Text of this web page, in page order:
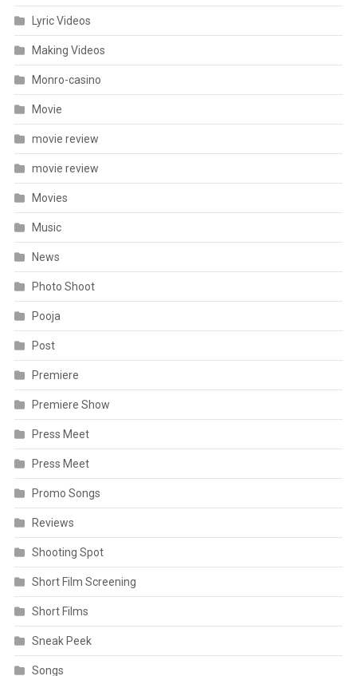
Lyric Videos
Making Videos
Monro-casino
Movie
movie review
movie review
Movies
Music
News
Photo Shoot
Pooja
Post
Premiere
Premiere Show
Press Meet
Press Meet
Promo Songs
Reviews
Shooting Spot
Short Film Screening
Short Films
Sneak Peek
Songs